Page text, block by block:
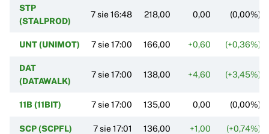
STP
(STALPROD)
7 sie 16:48 218,00 0,00 (0,00%)
UNT (UNIMOT) 7 sie 17:00 166,00 +0,60 (+0,36%)
DAT
(DATAWALK)
7 sie 17:00 138,00 +4,60 (+3,45%)
11B (11BIT) 7 sie 17:00 135,00 0,00 (0,00%)
SCP (SCPFL) 7 sie 17:01 136,00 +1,00 (+0,74%)